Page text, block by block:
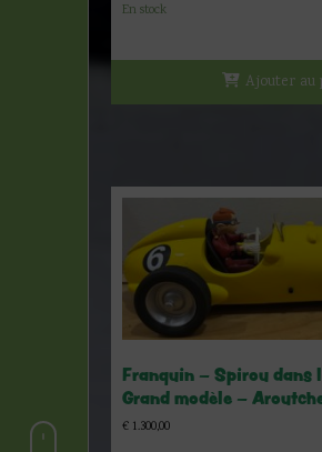
En stock
Ajouter au
Franquin – Spirou dans
Grand modèle –
€ 1.300,00